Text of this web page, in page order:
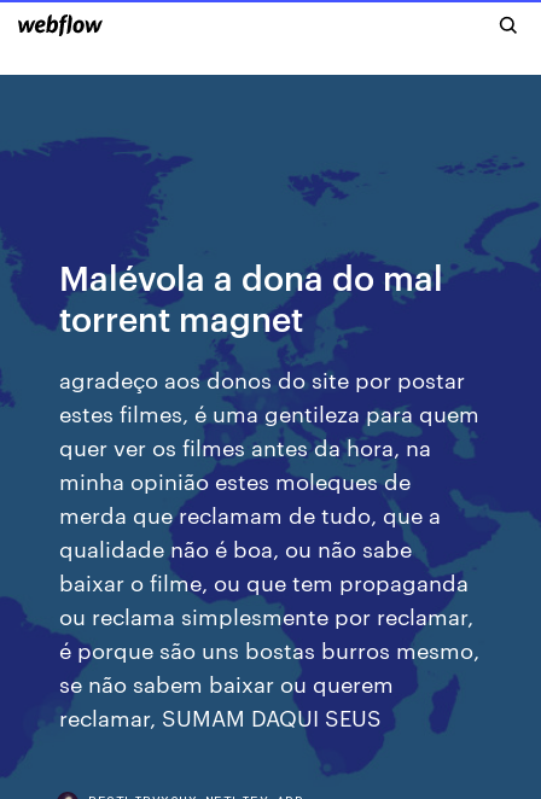
Malévola a dona do mal
torrent magnet
agradeço aos donos do site por postar
estes filmes, é uma gentileza para quem
quer ver os filmes antes da hora, na
minha opinião estes moleques de
merda que reclamam de tudo, que a
qualidade não é boa, ou não sabe
baixar o filme, ou que tem propaganda
ou reclama simplesmente por reclamar,
é porque são uns bostas burros mesmo,
se não sabem baixar ou querem
reclamar, SUMAM DAQUI SEUS